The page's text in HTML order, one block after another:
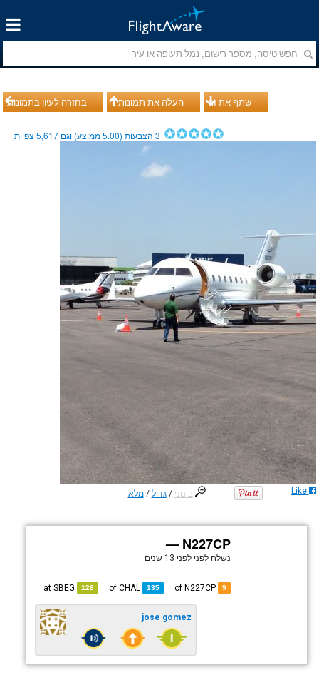
בחזרה לעיון בתמונות העלה את תמונותיך שתף את זה
3הצבעות (5.00ממוצע) וגם 5,617צפיות
בינוני /גדול /מלא Like
N227CP —
נשלח לפני לפני 13 שנים
9
135
CHAL
128
SBEG
jose gomez